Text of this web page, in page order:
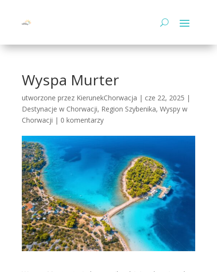
Wyspa Murter
utworzone przez KierunekChorwacja | cze 22, 2025 |
Destynacje w Chorwacji, Region Szybenika, Wyspy w
Chorwacji | 0 komentarzy